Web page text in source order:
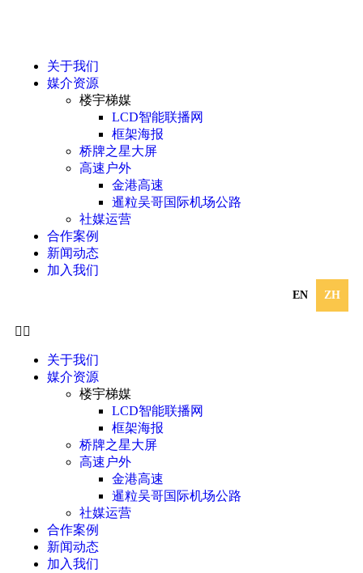
关于我们
媒介资源
楼宇梯媒
LCD智能联播网
框架海报
桥牌之星大屏
高速户外
金港高速
暹粒吴哥国际机场公路
社媒运营
合作案例
新闻动态
加入我们
EN ZH
关于我们
媒介资源
楼宇梯媒
LCD智能联播网
框架海报
桥牌之星大屏
高速户外
金港高速
暹粒吴哥国际机场公路
社媒运营
合作案例
新闻动态
加入我们